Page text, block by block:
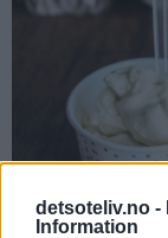
detsoteliv.no -
Information